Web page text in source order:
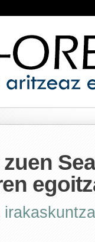
irakaskuntza